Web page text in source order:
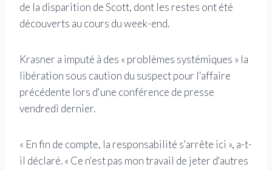
de la disparition de Scott, dont les restes ont été
découverts au cours du week-end.
Krasner a imputé à des « problèmes systémiques » la
libération sous caution du suspect pour l'affaire
précédente lors d'une conférence de presse
vendredi dernier.
« En fin de compte, la responsabilité s'arrête ici », a-t-
il déclaré. « Ce n'est pas mon travail de jeter d'autres